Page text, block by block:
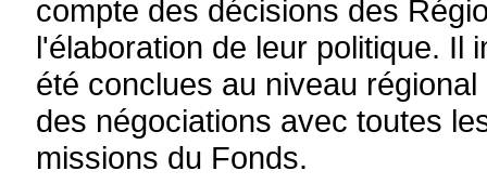
compte des décisions des
l'élaboration de leur politique. Il
été conclues au niveau
des négociations avec toutes
missions du Fonds.